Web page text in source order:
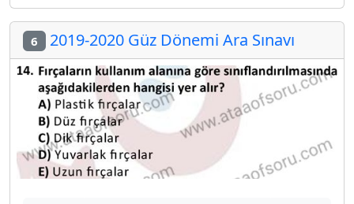
6 2019-2020 Güz Dönemi Ara Sınavı